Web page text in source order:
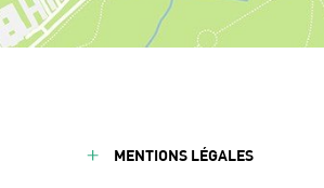
MENTIONS LÉGALES